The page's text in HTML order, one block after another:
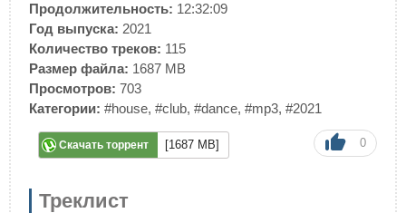
Продолжительность: 12:32:09
Год выпуска: 2021
Количество треков: 115
Размер файла: 1687 MB
Просмотров: 703
Категории: #house, #club, #dance, #mp3, #2021
Скачать торрент [1687 MB] 0
Треклист